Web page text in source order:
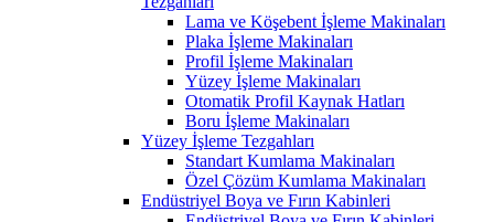
Lama ve Köşebent İşleme Makinaları
Plaka İşleme Makinaları
Profil İşleme Makinaları
Yüzey İşleme Makinaları
Otomatik Profil Kaynak Hatları
Boru İşleme Makinaları
Yüzey İşleme Tezgahları
Standart Kumlama Makinaları
Özel Çözüm Kumlama Makinaları
Endüstriyel Boya ve Fırın Kabinleri